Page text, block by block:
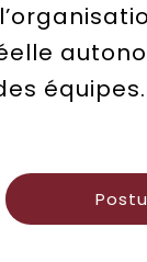
équipes.